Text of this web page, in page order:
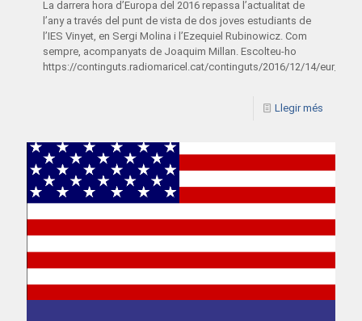
La darrera hora d’Europa del 2016 repassa l’actualitat de
l’any a través del punt de vista de dos joves estudiants de
l’IES Vinyet, en Sergi Molina i l’Ezequiel Rubinowicz. Com
sempre, acompanyats de Joaquim Millan. Escolteu-ho
https://continguts.radiomaricel.cat/continguts/2016/12/14/
Llegir més